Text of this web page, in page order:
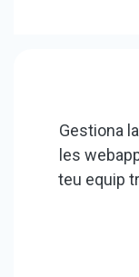
Gestiona
les
teu equip